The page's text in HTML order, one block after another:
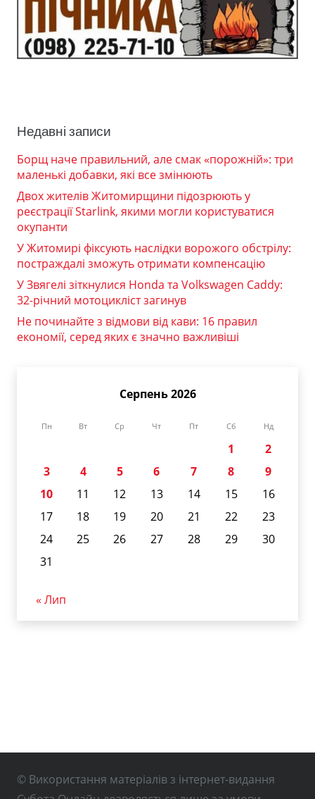
Недавні записи
Борщ наче правильний, але смак «порожній»: три
маленькі добавки, які все змінюють
Двох жителів Житомирщини підозрюють у
реєстрації Starlink, якими могли користуватися
окупанти
У Житомирі фіксують наслідки ворожого обстрілу:
постраждалі зможуть отримати компенсацію
У Звягелі зіткнулися Honda та Volkswagen Caddy:
32-річний мотоцикліст загинув
Не починайте з відмови від кави: 16 правил
економії, серед яких є значно важливіші
Серпень 2026
Пн Вт Ср Чт Пт Сб Нд
1
2
3
4 5 6 7 8
9
10
11 12 13 14 15
16
17
18 19 20 21 22
23
24
25 26 27 28 29
30
31
« Лип
© Використання матеріалів з інтернет-видання